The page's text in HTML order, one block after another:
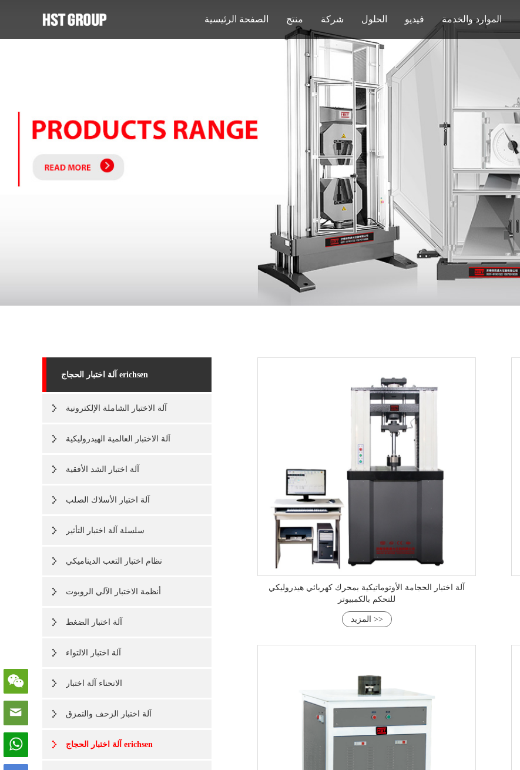
الصفحة الرئيسية منتج شركة الحلول فيديو الموارد والخدمة
آلة اختبار الحجاج erichsen
آلة الاختبار الشاملة الإلكترونية
آلة الاختبار العالمية الهيدروليكية
آلة اختبار الشد الأفقية
آلة اختبار الأسلاك الصلب
سلسلة آلة اختبار التأثير
نظام اختبار التعب الديناميكي
أنظمة الاختبار الآلي الروبوت
آلة اختبار الضغط
آلة اختبار الالتواء
الانحناء آلة اختبار
آلة اختبار الزحف والتمزق
آلة اختبار الحجاج erichsen
آلة اختبار الحجامة الأوتوماتيكية بمحرك كهربائي هيدروليكي
للتحكم بالكمبيوتر
المزيد >>